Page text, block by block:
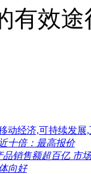
有效途
动经济,可持续发展
十倍：最高报价
品销售额超百亿 市
向好